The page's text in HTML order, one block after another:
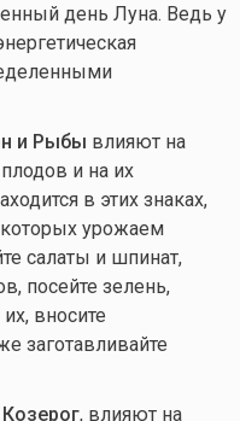
день Луна. Ведь у
и Рыбы влияют на
и на их
в этих знаках,
которых урожаем
салаты и шпинат,
посейте зелень,
вносите
заготавливайте
, влияют на